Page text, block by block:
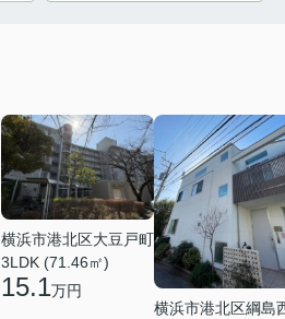
横浜市港北区大豆戸町
3LDK (71.46㎡)
15.1万円
横浜市港北区綱島